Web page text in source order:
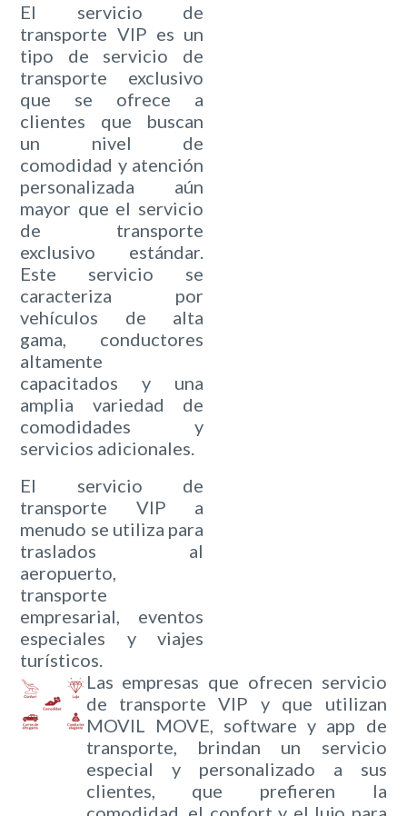
El servicio de
transporte VIP es un
tipo de servicio de
transporte exclusivo
que se ofrece a
clientes que buscan
un nivel de
comodidad y atención
personalizada aún
mayor que el servicio
de transporte
exclusivo estándar.
Este servicio se
caracteriza por
vehículos de alta
gama, conductores
altamente
capacitados y una
amplia variedad de
comodidades y
servicios adicionales.
El servicio de
transporte VIP a
menudo se utiliza para
traslados al
aeropuerto,
transporte
empresarial, eventos
especiales y viajes
turísticos.
Las empresas que ofrecen servicio
de transporte VIP y que utilizan
MOVIL MOVE, software y app de
transporte, brindan un servicio
especial y personalizado a sus
clientes, que prefieren la